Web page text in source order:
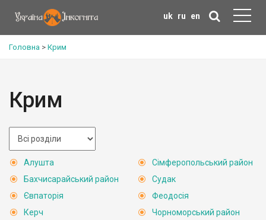
uk ru en
Головна > Крим
Крим
Алушта
Бахчисарайський район
Євпаторія
Керч
Сімферопольський район
Судак
Феодосія
Чорноморський район